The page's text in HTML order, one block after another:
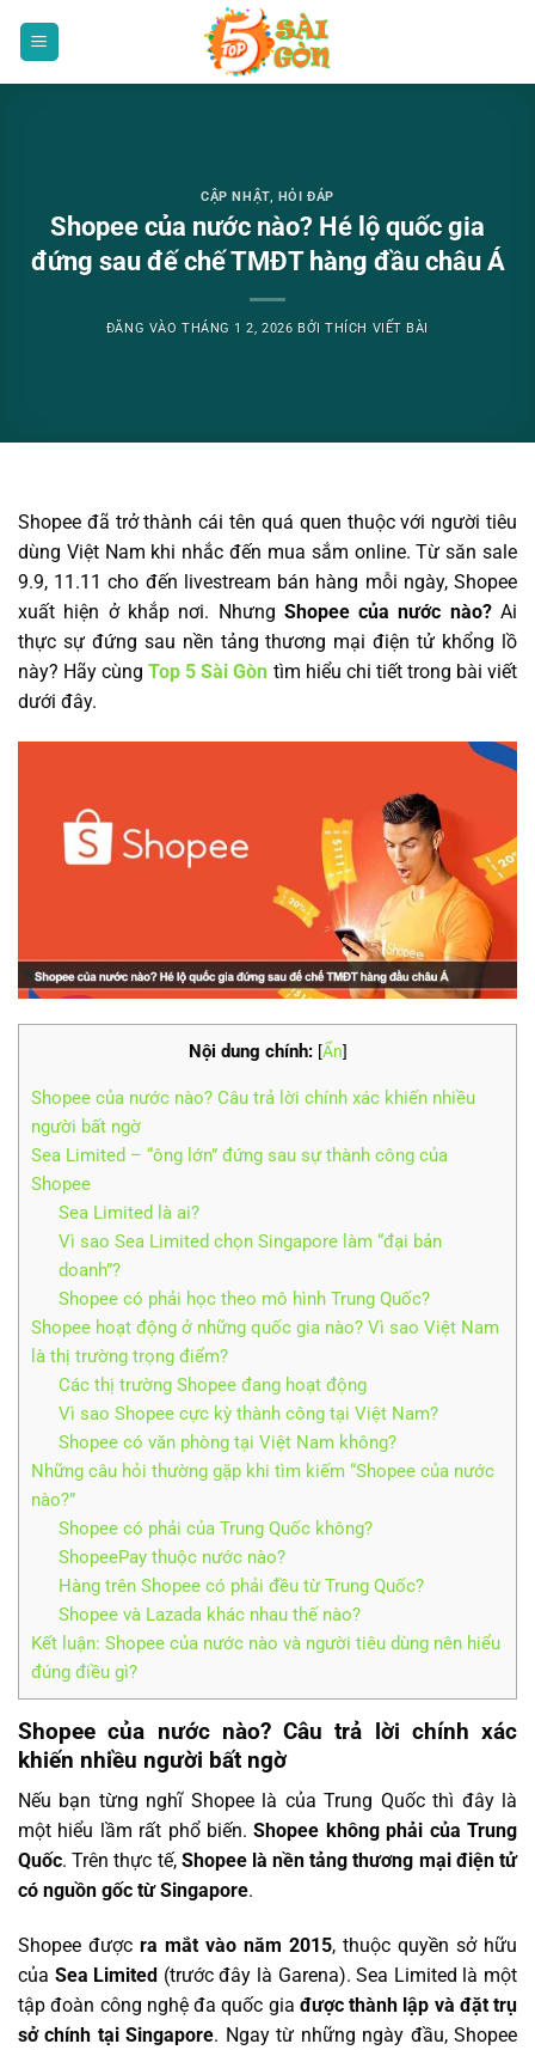
CẬP NHẬT, HỎI ĐÁP
Shopee của nước nào? Hé lộ quốc gia
đứng sau đế chế TMĐT hàng đầu châu Á
ĐĂNG VÀO THÁNG 1 2, 2026 BỞITHÍCH VIẾT BÀI
Shopee đã trở thành cái tên quá quen thuộc với người tiêu
dùng Việt Nam khi nhắc đến mua sắm online. Từ săn sale
9.9, 11.11 cho đến livestream bán hàng mỗi ngày, Shopee
xuất hiện ở khắp nơi. Nhưng Shopee của nước nào?Ai
thực sự đứng sau nền tảng thương mại điện tử khổng lồ
này? Hãy cùngTop 5 Sài Gòn tìm hiểu chi tiết trong bài viết
dưới đây.
Nội dung chính: [Ẩn]
Shopee của nước nào? Câu trả lời chính xác khiến nhiều
người bất ngờ
Sea Limited – “ông lớn” đứng sau sự thành công của
Shopee
Sea Limited là ai?
Vì sao Sea Limited chọn Singapore làm “đại bản
doanh”?
Shopee có phải học theo mô hình Trung Quốc?
Shopee hoạt động ở những quốc gia nào? Vì sao Việt Nam
là thị trường trọng điểm?
Các thị trường Shopee đang hoạt động
Vì sao Shopee cực kỳ thành công tại Việt Nam?
Shopee có văn phòng tại Việt Nam không?
Những câu hỏi thường gặp khi tìm kiếm “Shopee của nước
nào?”
Shopee có phải của Trung Quốc không?
ShopeePay thuộc nước nào?
Hàng trên Shopee có phải đều từ Trung Quốc?
Shopee và Lazada khác nhau thế nào?
Kết luận: Shopee của nước nào và người tiêu dùng nên hiểu
đúng điều gì?
Shopee của nước nào? Câu trả lời chính xác
khiến nhiều người bất ngờ
Nếu bạn từng nghĩ Shopee là của Trung Quốc thì đây là
một hiểu lầm rất phổ biến.Shopee không phải của Trung
Quốc. Trên thực tế, Shopee là nền tảng thương mại điện tử
có nguồn gốc từ Singapore.
Shopee được ra mắt vào năm 2015, thuộc quyền sở hữu
của Sea Limited (trước đây là Garena). Sea Limited là một
tập đoàn công nghệ đa quốc gia được thành lập và đặt trụ
sở chính tại Singapore. Ngay từ những ngày đầu, Shopee